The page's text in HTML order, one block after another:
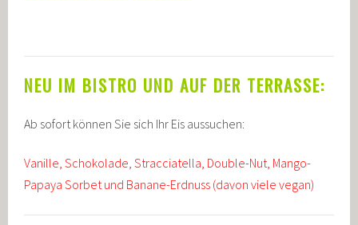
NEU IM BISTRO UND AUF DER TERRASSE:
Ab sofort können Sie sich Ihr Eis aussuchen:
Vanille, Schokolade, Stracciatella, Double-Nut, Mango-
Papaya Sorbet und Banane-Erdnuss (davon viele vegan)